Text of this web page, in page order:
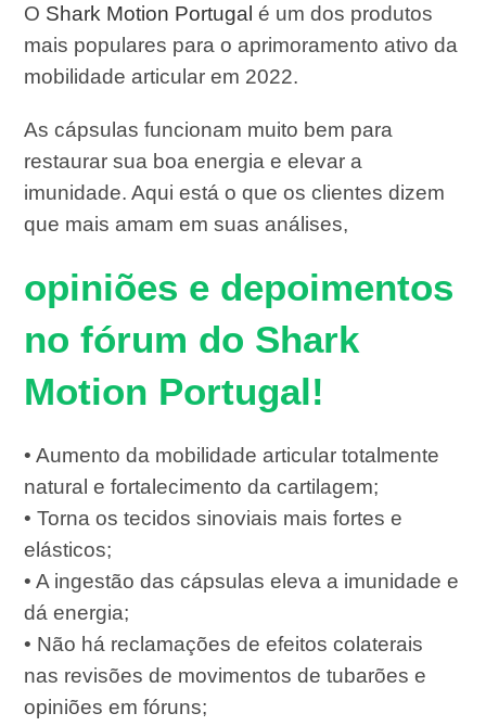
O Shark Motion Portugal é um dos produtos
mais populares para o aprimoramento ativo da
mobilidade articular em 2022.
As cápsulas funcionam muito bem para
restaurar sua boa energia e elevar a
imunidade. Aqui está o que os clientes dizem
que mais amam em suas análises,
opiniões e depoimentos
no fórum do Shark
Motion Portugal!
• Aumento da mobilidade articular totalmente
natural e fortalecimento da cartilagem;
• Torna os tecidos sinoviais mais fortes e
elásticos;
• A ingestão das cápsulas eleva a imunidade e
dá energia;
• Não há reclamações de efeitos colaterais
nas revisões de movimentos de tubarões e
opiniões em fóruns;